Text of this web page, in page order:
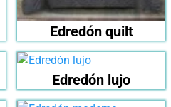
Edredón quilt
Edredón lujo